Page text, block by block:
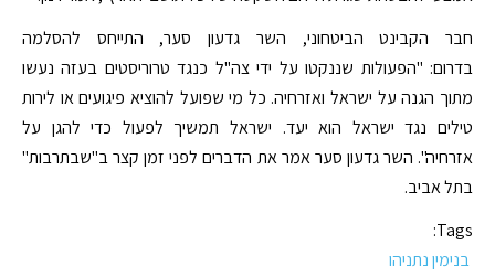
חבר הקבינט הביטחוני, השר גדעון סער, התייחס להסלמה
בדרום: "הפעולות שננקטו על ידי צה"ל כנגד טרוריסטים בעזה נעשו
מתוך הגנה על ישראל ואזרחיה. כל מי שפועל להוציא פיגועים או לירות
טילים נגד ישראל הוא יעד. ישראל תמשיך לפעול כדי להגן על
אזרחיה". השר גדעון סער אמר את הדברים לפני זמן קצר ב"שבתרבות"
בתל אביב.
Tags:
בנימין נתניהו